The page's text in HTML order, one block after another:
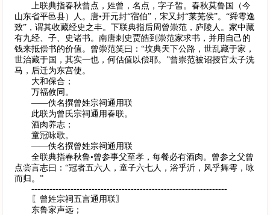
上联典指春秋曾点，姓曾，名点，字子皙。春秋莫鲁国（今
山东省平邑县）人。唐•开元封“宿伯”，宋又封“莱芜侯”。“舜雩逸
致”，谓其收藏经史之丰。下联典指后周曾崇范，庐陵人。家中藏
有九经、子、史诸书。南唐刺史贾皓到崇范家求书，并用自己的
钱来抵偿书的价值。曾崇范笑曰：“坟典天下公路，世乱藏于家，
世治藏于国，其实一也，何估值以偿耶。”曾崇范被诏授官太子洗
马，后迁为东宫使。
大和保合；
万福攸同。
——佚名撰曾姓宗祠通用联
此联为曾氏宗祠通用春联。
酒肉养志；
童冠咏歌。
——佚名撰曾姓宗祠通用联
全联典指春秋鲁•曾参事父至孝，每餐必有酒肉。曾参之父曾
点尝言志曰：“冠者五六人，童子六七人，浴乎沂，风乎舞雩，咏
而归。”
-----------------------------------------------------------------
〖曾姓宗祠五言通用联〗
东鲁家声远；